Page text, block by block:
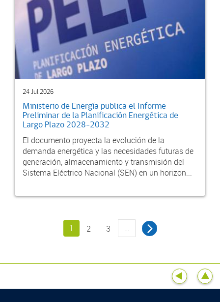
24 Jul 2026
Ministerio de Energía publica el Informe
Preliminar de la Planificación Energética de
Largo Plazo 2028-2032
El documento proyecta la evolución de la
demanda energética y las necesidades futuras de
generación, almacenamiento y transmisión del
Sistema Eléctrico Nacional (SEN) en un horizon...
1 2 3 …